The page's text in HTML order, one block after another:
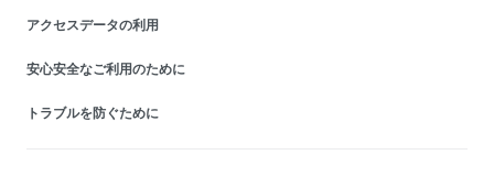
アクセスデータの利用
安心安全なご利用のために
トラブルを防ぐために